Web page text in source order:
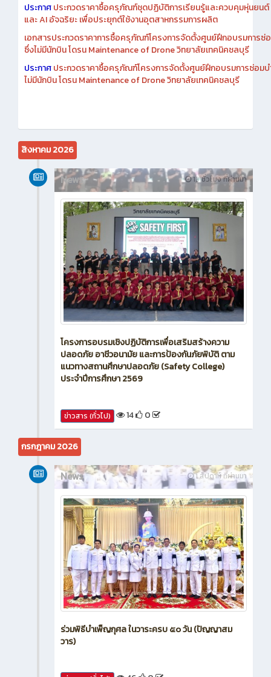
ประกาศประกวดราคาซื้อครุภัณฑ์ชุดปฏิบัติการเรียนรู้และควบคุมหุ่นยน
และ AI อัจฉริยะ เพื่อประยุกต์ใช้งานอุตสาหกรรมการผลิต
เอกสารประกวดราคาการซื้อครุภัณฑ์โครงการจัดตั้งศูนย์ฝึกอบรมการซ่
ซึ่งไม่มีนักบิน โดรน Maintenance of Drone วิทยาลัยเทคนิคชลบุรี
ประกาศประกวดราคาซื้อครุภัณฑ์โครงการจัดตั้งศูนย์ฝึกอบรมการซ่อมบ
ไม่มีนักบิน โดรน Maintenance of Drone วิทยาลัยเทคนิคชลบุรี
สิงหาคม 2026
13 ชั่วโมง ที่ผ่านมา
News
โครงการอบรมเชิงปฏิบัติการเพื่อเสริมสร้างความ
ปลอดภัย อาชีวอนามัย และการป้องกันภัยพิบัติ ตาม
แนวทางสถานศึกษาปลอดภัย (Safety College)
ประจำปีการศึกษา 2569
ข่าวสาร (ทั่วไป) 14 0
กรกฎาคม 2026
1 สัปดาห์ ที่ผ่านมา
News
ร่วมพิธีบำเพ็ญกุศล ในวาระครบ ๕๐ วัน (ปัญญาสม
วาร)